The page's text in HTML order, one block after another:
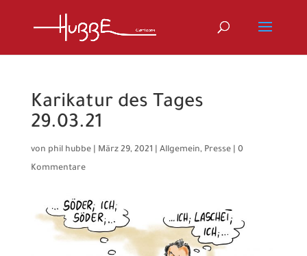
Karikatur des Tages
29.03.21
von phil hubbe| März 29, 2021 Allgemein, Presse| 0
Kommentare